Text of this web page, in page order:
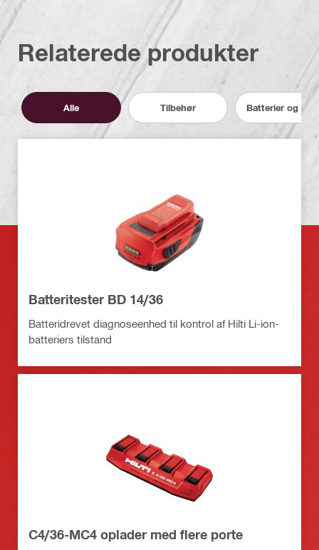
Relaterede produkter
Alle Tilbehør Batterier og
Batteritester BD 14/36
Batteridrevet diagnoseenhed til kontrol af Hilti Li-ion-
batteriers tilstand
C4/36-MC4 oplader med flere porte